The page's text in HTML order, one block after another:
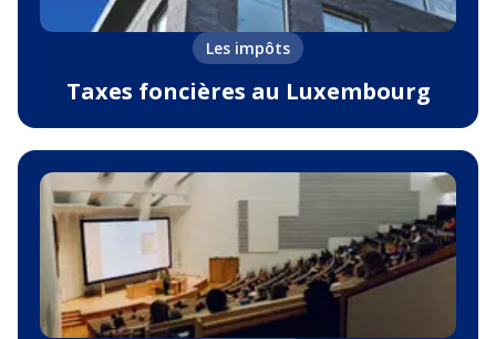
Les impôts
Taxes foncières au Luxembourg